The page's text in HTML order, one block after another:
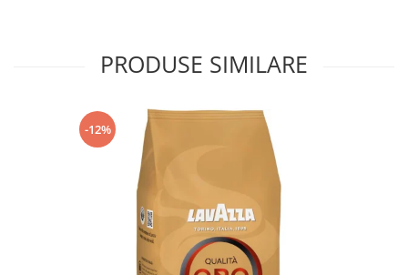
PRODUSE SIMILARE
-12%